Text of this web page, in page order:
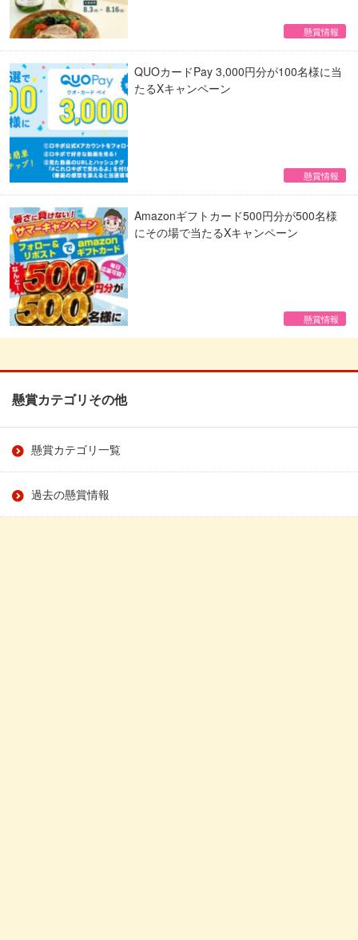
懸賞情報
QUOカードPay 3,000円分が100名様に当
たるXキャンペーン
懸賞情報
Amazonギフトカード500円分が500名様
にその場で当たるXキャンペーン
懸賞情報
懸賞カテゴリその他
懸賞カテゴリ一覧
過去の懸賞情報